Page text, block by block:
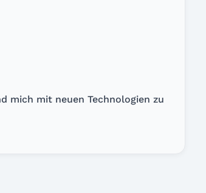
mich mit neuen Technologien zu